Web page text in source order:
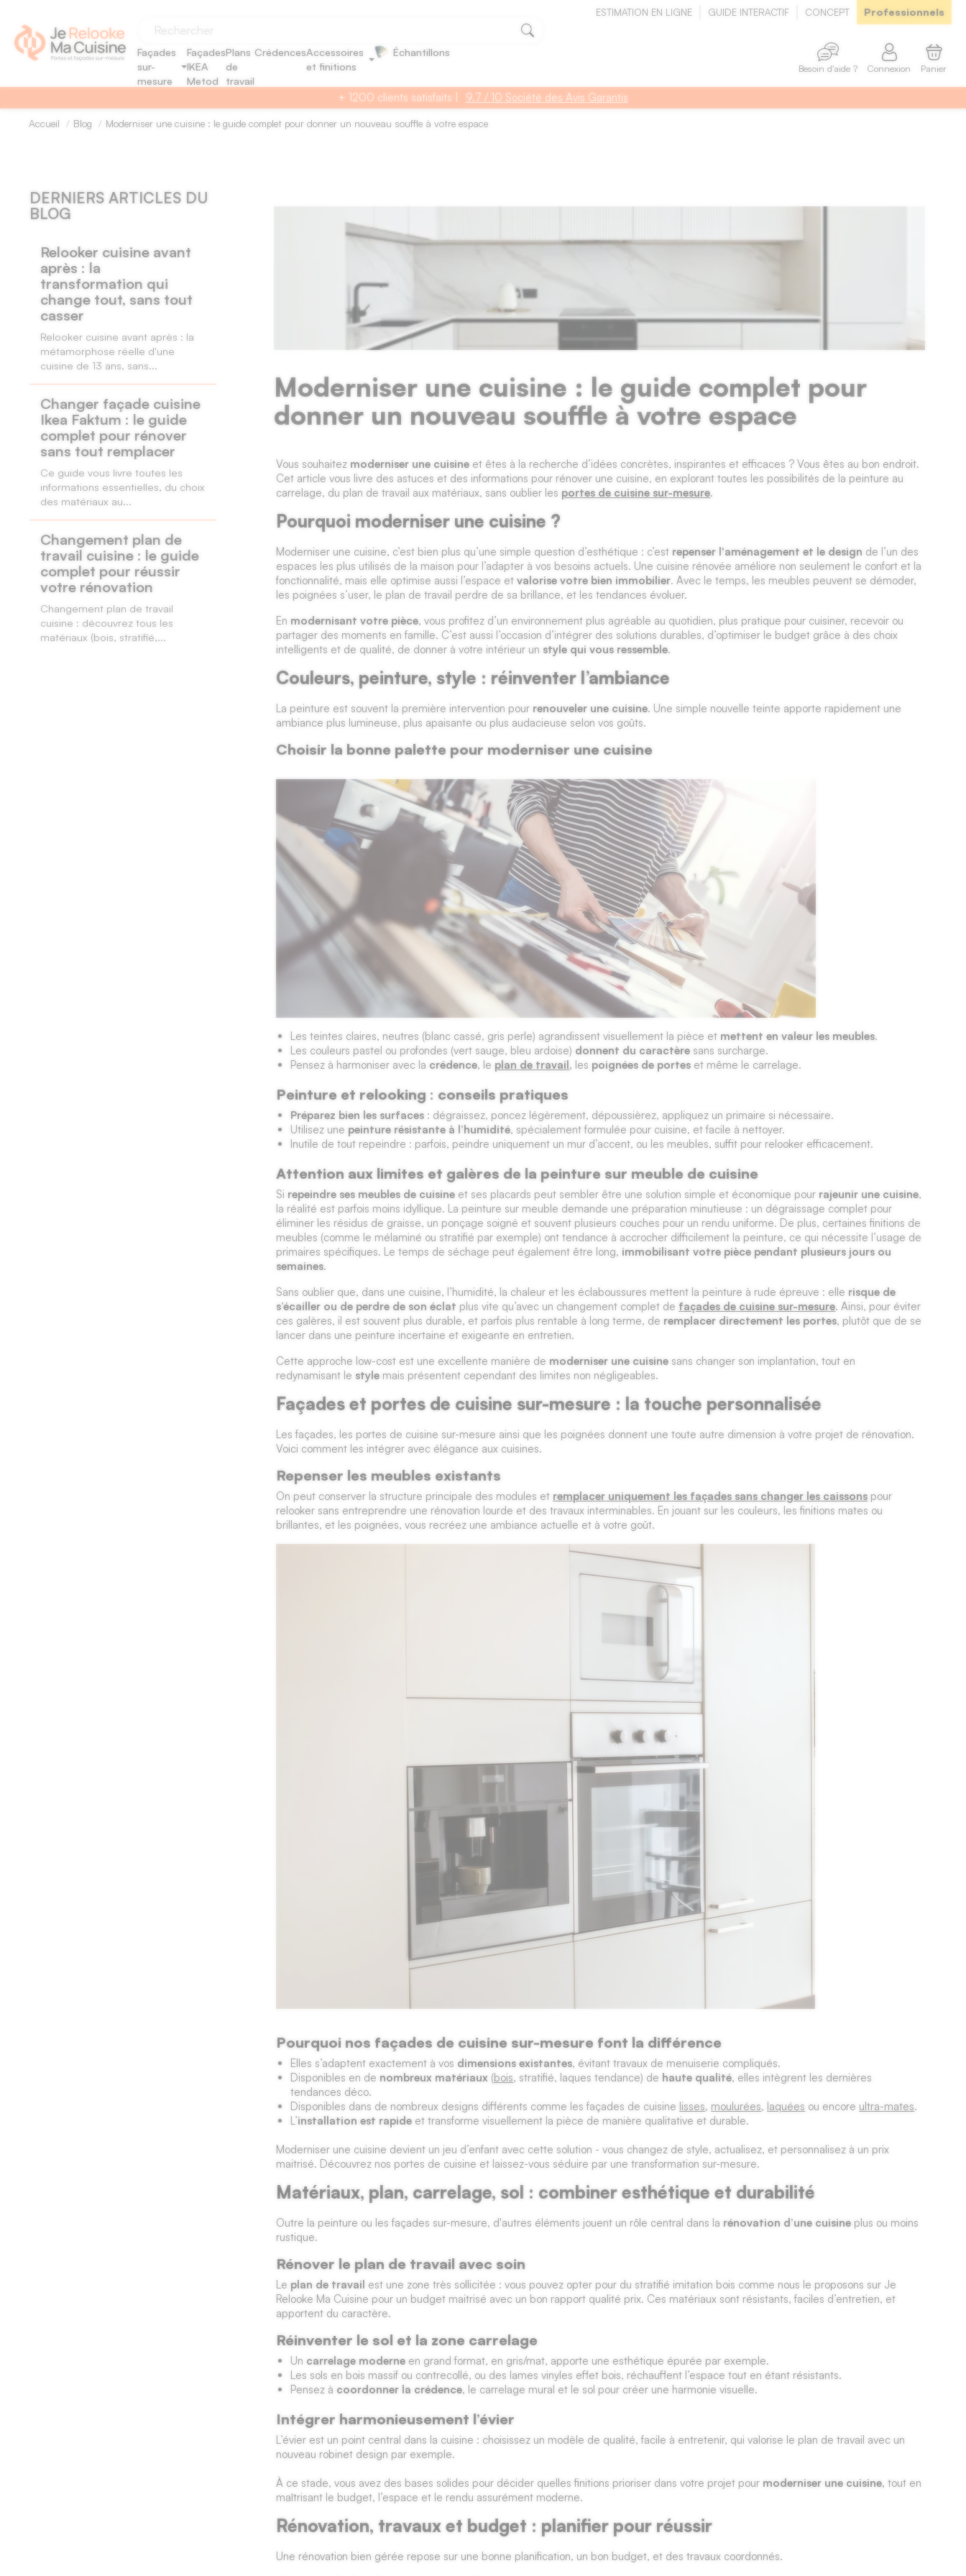
ESTIMATION EN LIGNE GUIDE INTERACTIF CONCEPT Professionnels
Façades
sur-
mesure
Façades
IKEA
Metod
Plans
de
travail
CrédencesAccessoires
et finitions
Échantillons
Besoin d'aide ? Connexion Panier
Compatible toutes marques (Schmidt, IKEA, Mobalpa, Cuisinella…)
Accueil Blog Moderniser une cuisine : le guide complet pour donner un nouveau souffle à votre espace
DERNIERS ARTICLES DU
BLOG
Relooker cuisine avant
après : la
transformation qui
change tout, sans tout
casser
Relooker cuisine avant après : la
métamorphose réelle d'une
cuisine de 13 ans, sans...
Changer façade cuisine
Ikea Faktum : le guide
complet pour rénover
sans tout remplacer
Ce guide vous livre toutes les
informations essentielles, du choix
des matériaux au...
Changement plan de
travail cuisine : le guide
complet pour réussir
votre rénovation
Changement plan de travail
cuisine : découvrez tous les
matériaux (bois, stratifié,...
Moderniser une cuisine : le guide complet pour
donner un nouveau souffle à votre espace
Vous souhaitez moderniser une cuisine et êtes à la recherche d’idées concrètes, inspirantes et efficaces ? Vous êtes au bon endroit.
Cet article vous livre des astuces et des informations pour rénover une cuisine, en explorant toutes les possibilités de la peinture au
carrelage, du plan de travail aux matériaux, sans oublier les portes de cuisine sur-mesure.
Pourquoi moderniser une cuisine ?
Moderniser une cuisine, c’est bien plus qu’une simple question d’esthétique : c’est repenser l'aménagement et le design de l’un des
espaces les plus utilisés de la maison pour l’adapter à vos besoins actuels. Une cuisine rénovée améliore non seulement le confort et la
fonctionnalité, mais elle optimise aussi l’espace etvalorise votre bien immobilier. Avec le temps, les meubles peuvent se démoder,
les poignées s’user, le plan de travail perdre de sa brillance, et les tendances évoluer.
En modernisant votre pièce, vous profitez d’un environnement plus agréable au quotidien, plus pratique pour cuisiner, recevoir ou
partager des moments en famille. C’est aussi l’occasion d’intégrer des solutions durables, d’optimiser le budget grâce à des choix
intelligents et de qualité, de donner à votre intérieur un style qui vous ressemble.
Couleurs, peinture, style : réinventer l’ambiance
La peinture est souvent la première intervention pour renouveler une cuisine. Une simple nouvelle teinte apporte rapidement une
ambiance plus lumineuse, plus apaisante ou plus audacieuse selon vos goûts.
Choisir la bonne palette pour moderniser une cuisine
Les teintes claires, neutres (blanc cassé, gris perle) agrandissent visuellement la pièce et mettent en valeur les meubles.
Les couleurs pastel ou profondes (vert sauge, bleu ardoise) donnent du caractère sans surcharge.
Pensez à harmoniser avec la crédence, le plan de travail, les poignées de portes et même le carrelage.
Peinture et relooking : conseils pratiques
Préparez bien les surfaces : dégraissez, poncez légèrement, dépoussièrez, appliquez un primaire si nécessaire.
Utilisez une peinture résistante à l’humidité, spécialement formulée pour cuisine, et facile à nettoyer.
Inutile de tout repeindre : parfois, peindre uniquement un mur d’accent, ou les meubles, suffit pour relooker efficacement.
Attention aux limites et galères de la peinture sur meuble de cuisine
Si repeindre ses meubles de cuisine et ses placards peut sembler être une solution simple et économique pour rajeunir une cuisine,
la réalité est parfois moins idyllique. La peinture sur meuble demande une préparation minutieuse : un dégraissage complet pour
éliminer les résidus de graisse, un ponçage soigné et souvent plusieurs couches pour un rendu uniforme. De plus, certaines finitions de
meubles (comme le mélaminé ou stratifié par exemple) ont tendance à accrocher difficilement la peinture, ce qui nécessite l’usage de
primaires spécifiques. Le temps de séchage peut également être long, immobilisant votre pièce pendant plusieurs jours ou
semaines.
Sans oublier que, dans une cuisine, l’humidité, la chaleur et les éclaboussures mettent la peinture à rude épreuve : elle risque de
s’écailler ou de perdre de son éclat plus vite qu’avec un changement complet de façades de cuisine sur-mesure. Ainsi, pour éviter
ces galères, il est souvent plus durable, et parfois plus rentable à long terme, de remplacer directement les portes, plutôt que de se
lancer dans une peinture incertaine et exigeante en entretien.
Cette approche low-cost est une excellente manière de moderniser une cuisine sans changer son implantation, tout en
redynamisant le style mais présentent cependant des limites non négligeables.
Façades et portes de cuisine sur-mesure : la touche personnalisée
Les façades, les portes de cuisine sur-mesure ainsi que les poignées donnent une toute autre dimension à votre projet de rénovation.
Voici comment les intégrer avec élégance aux cuisines.
Repenser les meubles existants
On peut conserver la structure principale des modules et remplacer uniquement les façades sans changer les caissons pour
relooker sans entreprendre une rénovation lourde et des travaux interminables. En jouant sur les couleurs, les finitions mates ou
brillantes, et les poignées, vous recréez une ambiance actuelle et à votre goût.
Pourquoi nos façades de cuisine sur-mesure font la différence
Elles s’adaptent exactement à vos dimensions existantes, évitant travaux de menuiserie compliqués.
Disponibles en de nombreux matériaux (bois, stratifié, laques tendance) de haute qualité, elles intègrent les dernières
tendances déco.
Disponibles dans de nombreux designs différents comme les façades de cuisine lisses, moulurées, laquées ou encore ultra-mates.
L’installation est rapide et transforme visuellement la pièce de manière qualitative et durable.
Moderniser une cuisine devient un jeu d’enfant avec cette solution - vous changez de style, actualisez, et personnalisez à un prix
maitrisé. Découvrez nos portes de cuisine et laissez-vous séduire par une transformation sur-mesure.
Matériaux, plan, carrelage, sol : combiner esthétique et durabilité
Outre la peinture ou les façades sur-mesure, d'autres éléments jouent un rôle central dans la rénovation d’une cuisine plus ou moins
rustique.
Rénover le plan de travail avec soin
Le plan de travail est une zone très sollicitée : vous pouvez opter pour du stratifié imitation bois comme nous le proposons sur Je
Relooke Ma Cuisine pour un budget maitrisé avec un bon rapport qualité prix. Ces matériaux sont résistants, faciles d’entretien, et
apportent du caractère.
Réinventer le sol et la zone carrelage
Un carrelage moderne en grand format, en gris/mat, apporte une esthétique épurée par exemple.
Les sols en bois massif ou contrecollé, ou des lames vinyles effet bois, réchauffent l’espace tout en étant résistants.
Pensez à coordonner la crédence, le carrelage mural et le sol pour créer une harmonie visuelle.
Intégrer harmonieusement l’évier
L’évier est un point central dans la cuisine : choisissez un modèle de qualité, facile à entretenir, qui valorise le plan de travail avec un
nouveau robinet design par exemple.
À ce stade, vous avez des bases solides pour décider quelles finitions prioriser dans votre projet pour moderniser une cuisine, tout en
maîtrisant le budget, l’espace et le rendu assurément moderne.
Rénovation, travaux et budget : planifier pour réussir
Une rénovation bien gérée repose sur une bonne planification, un bon budget, et des travaux coordonnés.